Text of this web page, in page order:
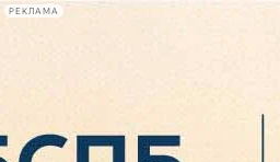
РЕКЛАМА
Сегодня:
2026.08.06